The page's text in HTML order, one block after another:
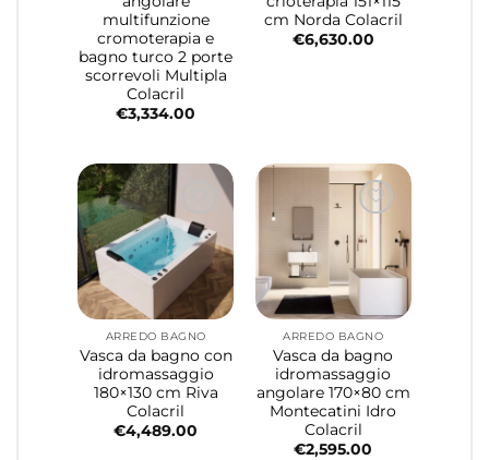
multifunzione
cromoterapia e
bagno turco 2 porte
scorrevoli Multipla
Colacril
€3,334.00
cm Norda Colacril
€6,630.00
ARREDO BAGNO
Vasca da bagno con
idromassaggio
180×130 cm Riva
Colacril
€4,489.00
ARREDO BAGNO
Vasca da bagno
idromassaggio
angolare 170×80 cm
Montecatini Idro
Colacril
€2,595.00